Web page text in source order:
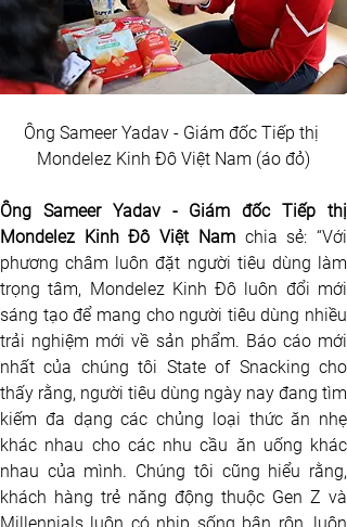
Ông Sameer Yadav - Giám đốc Tiếp thị
Mondelez Kinh Đô Việt Nam (áo đỏ)
Ông Sameer Yadav - Giám đốc Tiếp thị
Mondelez Kinh Đô Việt Nam chia sẻ: “Với
phương châm luôn đặt người tiêu dùng làm
trọng tâm, Mondelez Kinh Đô luôn đổi mới
sáng tạo để mang cho người tiêu dùng nhiều
trải nghiệm mới về sản phẩm. Báo cáo mới
nhất của chúng tôi State of Snacking cho
thấy rằng, người tiêu dùng ngày nay đang tìm
kiếm đa dạng các chủng loại thức ăn nhẹ
khác nhau cho các nhu cầu ăn uống khác
nhau của mình. Chúng tôi cũng hiểu rằng,
khách hàng trẻ năng động thuộc Gen Z và